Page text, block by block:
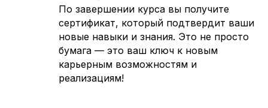
По завершении курса вы получите
сертификат, который подтвердит ваши
новые навыки и знания. Это не просто
бумага — это ваш ключ к новым
карьерным возможностям и
реализациям!